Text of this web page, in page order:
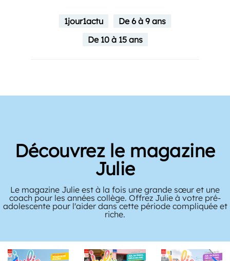
1jour1actu
De 6 à 9 ans
De 10 à 15 ans
Découvrez le magazine
Julie
Le magazine Julie est à la fois une grande sœur et une
coach pour les années collège. Offrez Julie à votre pré-
adolescente pour l'aider dans cette période compliquée et
riche.